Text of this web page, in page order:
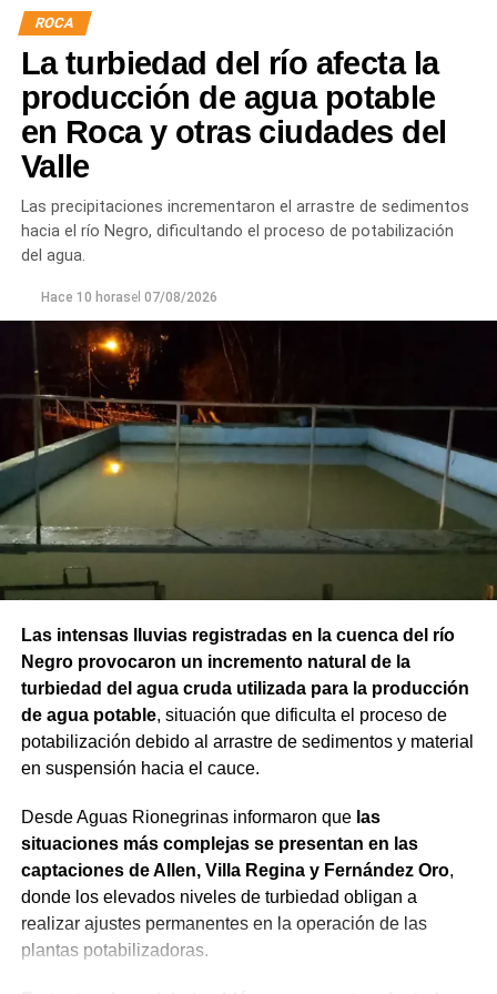
hormigón reforzado con malla de acero y el sellado de
juntas para mejorar la durabilidad de la infraestructura.
Desde el DPA destacaron que esta intervención forma
parte del plan de mantenimiento y renovación de la
infraestructura hídrica provincial, con el propósito de
optimizar la conducción del agua, preservar el Canal
seguro para los productores del Alto Valle.
ROCA
La turbiedad del río afecta la
producción de agua potable
en Roca y otras ciudades del
Valle
Las precipitaciones incrementaron el arrastre de sedimentos
hacia el río Negro, dificultando el proceso de potabilización
del agua.
Hace 10 horasel 07/08/2026
Las intensas lluvias registradas en la cuenca del río
Negro provocaron un incremento natural de la
turbiedad del agua cruda utilizada para la producción
de agua potable, situación que dificulta el proceso de
potabilización debido al arrastre de sedimentos y material
en suspensión hacia el cauce.
Desde Aguas Rionegrinas informaron que las
situaciones más complejas se presentan en las
captaciones de Allen, Villa Regina y Fernández Oro,
donde los elevados niveles de turbiedad obligan a
realizar ajustes permanentes en la operación de las
plantas potabilizadoras.